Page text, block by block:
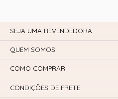
SEJA UMA REVENDEDORA
QUEM SOMOS
COMO COMPRAR
CONDIÇÕES DE FRETE